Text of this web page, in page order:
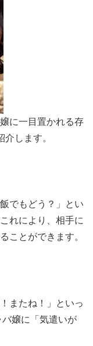
に一目置かれる存
します。
でもどう？」とい
れにより、相手に
ことができます。
またね！」といっ
嬢に「気遣いが